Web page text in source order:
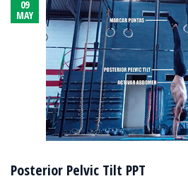
09
MAY
Posterior Pelvic Tilt PPT